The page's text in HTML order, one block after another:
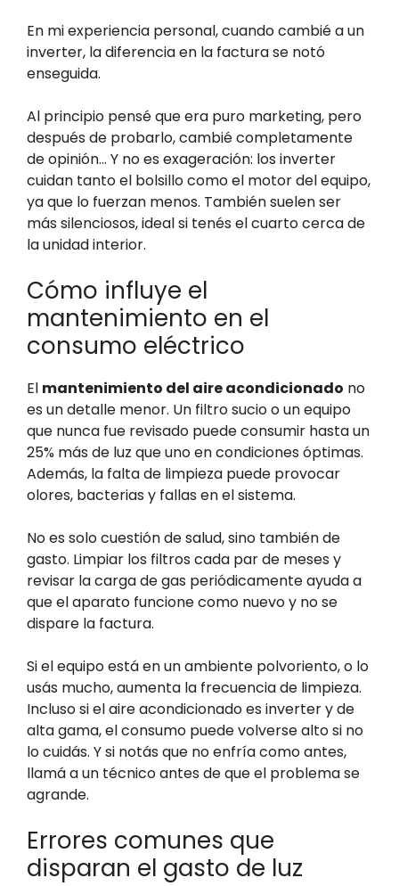
En mi experiencia personal, cuando cambié a un
inverter, la diferencia en la factura se notó
enseguida.
Al principio pensé que era puro marketing, pero
después de probarlo, cambié completamente
de opinión… Y no es exageración: los inverter
cuidan tanto el bolsillo como el motor del equipo,
ya que lo fuerzan menos. También suelen ser
más silenciosos, ideal si tenés el cuarto cerca de
la unidad interior.
Cómo influye el
mantenimiento en el
consumo eléctrico
El mantenimiento del aire acondicionado no
es un detalle menor. Un filtro sucio o un equipo
que nunca fue revisado puede consumir hasta un
25% más de luz que uno en condiciones óptimas.
Además, la falta de limpieza puede provocar
olores, bacterias y fallas en el sistema.
No es solo cuestión de salud, sino también de
gasto. Limpiar los filtros cada par de meses y
revisar la carga de gas periódicamente ayuda a
que el aparato funcione como nuevo y no se
dispare la factura.
Si el equipo está en un ambiente polvoriento, o lo
usás mucho, aumenta la frecuencia de limpieza.
Incluso si el aire acondicionado es inverter y de
alta gama, el consumo puede volverse alto si no
lo cuidás. Y si notás que no enfría como antes,
llamá a un técnico antes de que el problema se
agrande.
Errores comunes que
disparan el gasto de luz